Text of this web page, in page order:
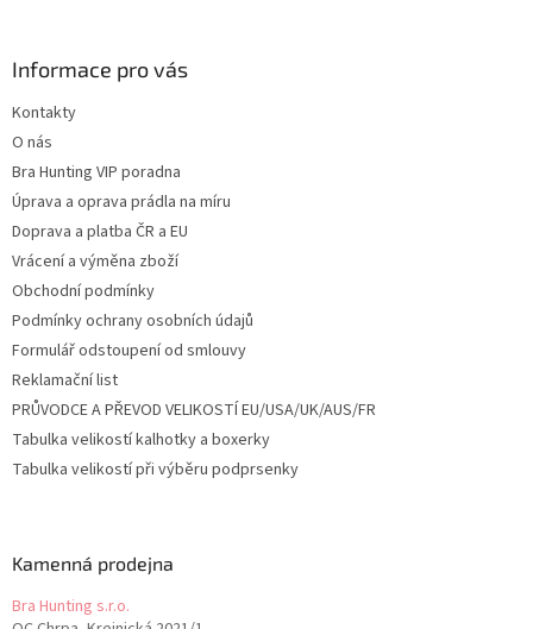
Informace pro vás
Kontakty
O nás
Bra Hunting VIP poradna
Úprava a oprava prádla na míru
Doprava a platba ČR a EU
Vrácení a výměna zboží
Obchodní podmínky
Podmínky ochrany osobních údajů
Formulář odstoupení od smlouvy
Reklamační list
PRŮVODCE A PŘEVOD VELIKOSTÍ EU/USA/UK/AUS/FR
Tabulka velikostí kalhotky a boxerky
Tabulka velikostí při výběru podprsenky
Kamenná prodejna
Bra Hunting s.r.o.